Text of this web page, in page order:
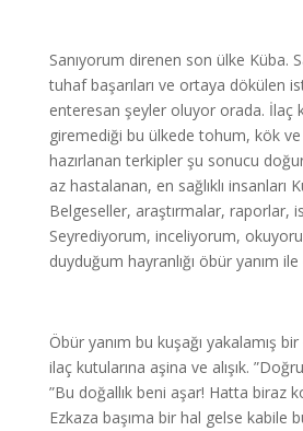
Sanıyorum direnen son ülke Küba.
tuhaf başarıları ve ortaya dökülen
enteresan şeyler oluyor orada. İlaç
giremediği bu ülkede tohum, kök ve
hazırlanan terkipler şu sonucu
az hastalanan, en sağlıklı insanları
Belgeseller, araştırmalar, raporlar,
Seyrediyorum, inceliyorum,
duyduğum hayranlığı öbür yanım
Öbür yanım bu kuşağı yakalamış
ilaç kutularına aşina ve alışık.
”Bu doğallık beni aşar! Hatta biraz
Ezkaza başıma bir hal gelse kabile